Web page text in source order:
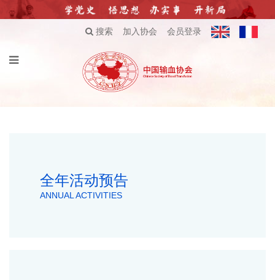
搜索 加入协会 会员登录
全年活动预告
ANNUAL ACTIVITIES